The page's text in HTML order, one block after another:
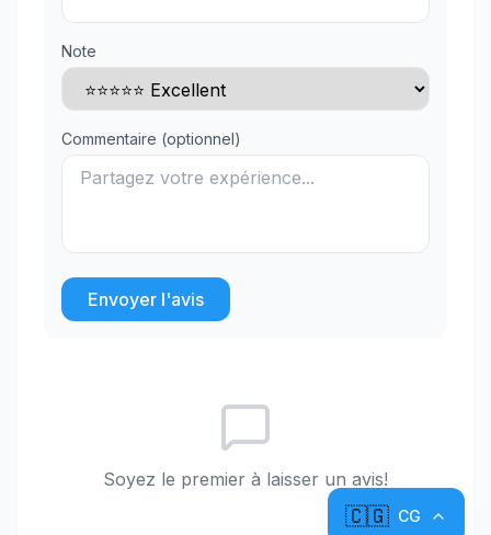
Note
Commentaire (optionnel)
Envoyer l'avis
Soyez le premier à laisser un avis!
🇨🇬 CG